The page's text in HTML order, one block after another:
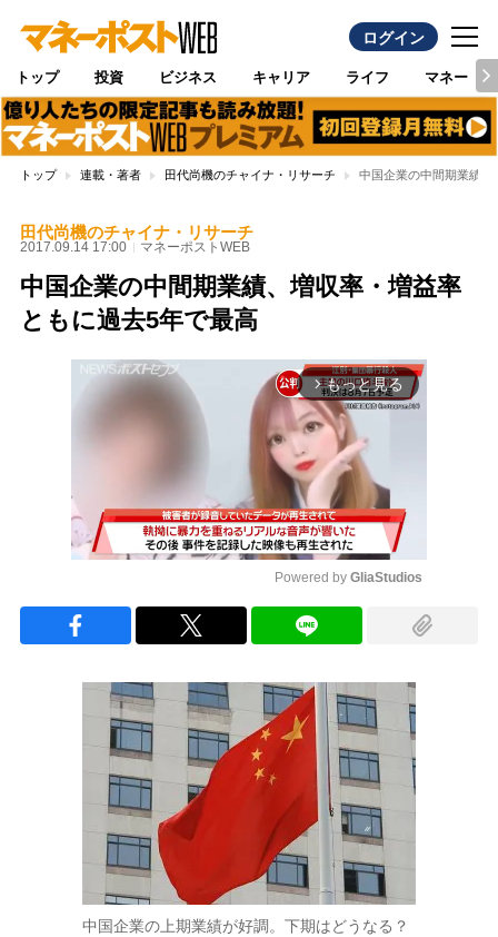
ログイン
トップ 投資 ビジネス キャリア ライフ マネー
トップ 連載・著者 田代尚機のチャイナ・リサーチ 中国企業の中間期業績
田代尚機のチャイナ・リサーチ
2017.09.14 17:00 マネーポストWEB
中国企業の中間期業績、増収率・増益率
ともに過去5年で最高
arrow_forward_ios もっと見る
Powered by GliaStudios
中国企業の上期業績が好調。下期はどうなる？